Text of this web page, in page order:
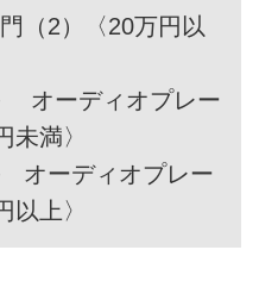
（2）〈20万円以
オーディオプレー
満〉
オーディオプレー
上〉